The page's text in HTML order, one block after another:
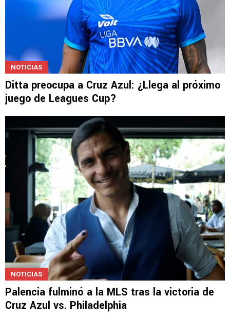
NOTICIAS
Ditta preocupa a Cruz Azul: ¿Llega al próximo
juego de Leagues Cup?
NOTICIAS
Palencia fulminó a la MLS tras la victoria de
Cruz Azul vs. Philadelphia